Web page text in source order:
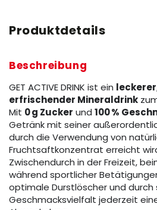
Produktdetails
Beschreibung
GET ACTIVE DRINK ist ein
erfrischender Mineraldrink
Mit 0 g Zucker und 100 %
Getränk mit seiner
durch die Verwendung von
Fruchtsaftkonzentrat erreicht
Zwischendurch in der Freizeit,
während sportlicher
optimale Durstlöscher und durch
Geschmacksvielfalt jederzeit